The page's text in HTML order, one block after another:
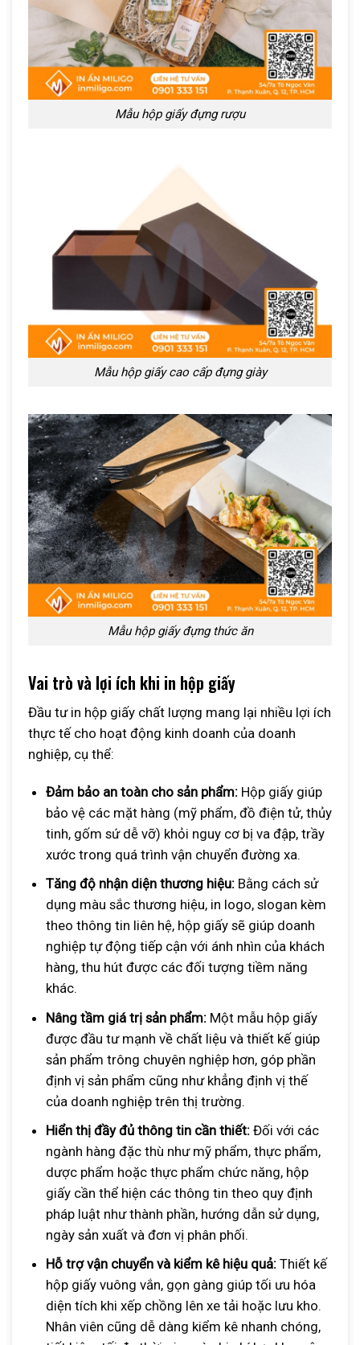
Mẫu hộp giấy đựng rượu
Mẫu hộp giấy cao cấp đựng giày
Mẫu hộp giấy đựng thức ăn
Vai trò và lợi ích khi in hộp giấy
Đầu tư in hộp giấy chất lượng mang lại nhiều lợi ích
thực tế cho hoạt động kinh doanh của doanh
nghiệp, cụ thể:
Đảm bảo an toàn cho sản phẩm:Hộp giấy giúp
bảo vệ các mặt hàng (mỹ phẩm, đồ điện tử, thủy
tinh, gốm sứ dễ vỡ) khỏi nguy cơ bị va đập, trầy
xước trong quá trình vận chuyển đường xa.
Tăng độ nhận diện thương hiệu:Bằng cách sử
dụng màu sắc thương hiệu, in logo, slogan kèm
theo thông tin liên hệ, hộp giấy sẽ giúp doanh
nghiệp tự động tiếp cận với ánh nhìn của khách
hàng, thu hút được các đối tượng tiềm năng
khác.
Nâng tầm giá trị sản phẩm:Một mẫu hộp giấy
được đầu tư mạnh về chất liệu và thiết kế giúp
sản phẩm trông chuyên nghiệp hơn, góp phần
định vị sản phẩm cũng như khẳng định vị thế
của doanh nghiệp trên thị trường.
Hiển thị đầy đủ thông tin cần thiết:Đối với các
ngành hàng đặc thù như mỹ phẩm, thực phẩm,
dược phẩm hoặc thực phẩm chức năng, hộp
giấy cần thể hiện các thông tin theo quy định
pháp luật như thành phần, hướng dẫn sử dụng,
ngày sản xuất và đơn vị phân phối.
Hỗ trợ vận chuyển và kiểm kê hiệu quả:Thiết kế
hộp giấy vuông vắn, gọn gàng giúp tối ưu hóa
diện tích khi xếp chồng lên xe tải hoặc lưu kho.
Nhân viên cũng dễ dàng kiểm kê nhanh chóng,